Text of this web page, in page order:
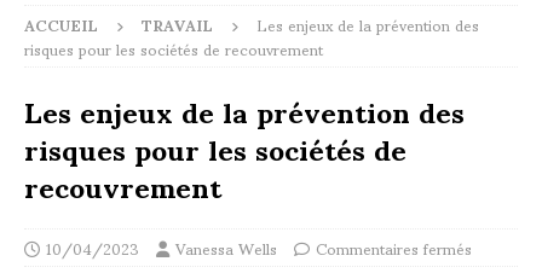
ACCUEIL TRAVAIL Les enjeux de la prévention des
risques pour les sociétés de recouvrement
Les enjeux de la prévention des
risques pour les sociétés de
recouvrement
10/04/2023 Vanessa Wells Commentaires fermés